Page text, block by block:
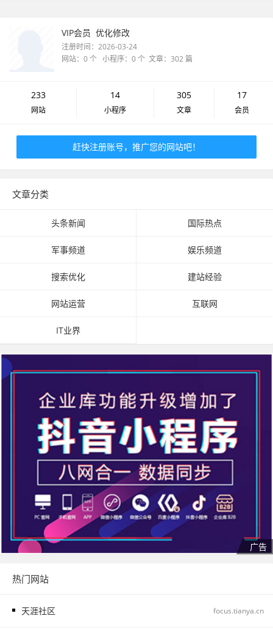
VIP会员 优化修改
注册时间：2026-03-24
网站：0 个 小程序：0 个 文章：302 篇
233
网站
14
小程序
305
文章
17
会员
赶快注册账号，推广您的网站吧！
文章分类
头条新闻 国际热点
军事频道 娱乐频道
搜索优化 建站经验
网站运营 互联网
IT业界
热门网站
天涯社区 focus.tianya.cn